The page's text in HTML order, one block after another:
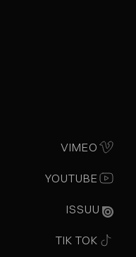
VIMEO
YOUTUBE
ISSUU
TIK TOK